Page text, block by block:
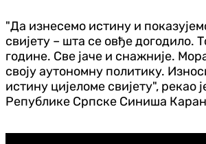
"Да изнесемо истину и
свијету – шта се овђе догодило.
године. Све јаче и снажније.
своју аутономну политику.
истину цијеломе свијету", рекао
Републике Српске Синиша